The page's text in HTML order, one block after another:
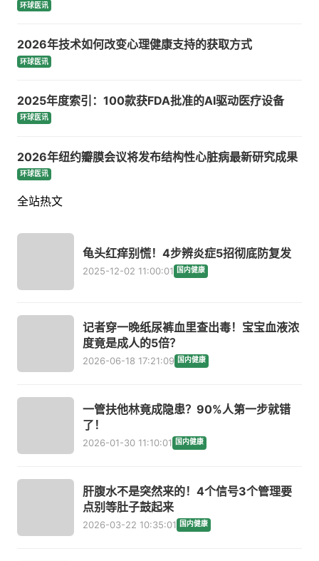
环球医讯
2026年技术如何改变心理健康支持的获取方式
环球医讯
2025年度索引：100款获FDA批准的AI驱动医疗设备
环球医讯
2026年纽约瓣膜会议将发布结构性心脏病最新研究成果
环球医讯
全站热文
龟头红痒别慌！4步辨炎症5招彻底防复发
2025-12-02 11:00:01 国内健康
记者穿一晚纸尿裤血里查出毒！宝宝血液浓
度竟是成人的5倍？
2026-06-18 17:21:09 国内健康
一管扶他林竟成隐患？90%人第一步就错
了！
2026-01-30 11:10:01 国内健康
肝腹水不是突然来的！4个信号3个管理要
点别等肚子鼓起来
2026-03-22 10:35:01 国内健康